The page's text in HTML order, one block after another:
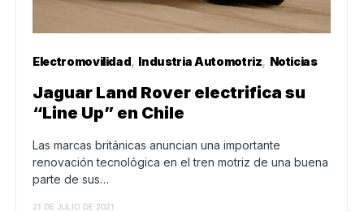
Electromovilidad Industria Automotriz Noticias
Jaguar Land Rover electrifica su
“Line Up” en Chile
Las marcas británicas anuncian una importante
renovación tecnológica en el tren motriz de una buena
parte de sus…
21 DE JULIO DE 2021